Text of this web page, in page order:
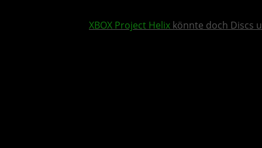
XBOX Project Helix könnte doch Discs